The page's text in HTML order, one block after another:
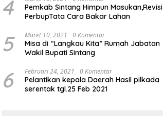
4
Pemkab Sintang Himpun Masukan,Revisi
PerbupTata Cara Bakar Lahan
5 Maret 10, 2021 0 Komentar
Misa di “Langkau Kita” Rumah Jabatan
Wakil Bupati Sintang
6 Februari 24, 2021 0 Komentar
Pelantikan kepala Daerah Hasil pilkada
serentak tgl.25 Feb 2021